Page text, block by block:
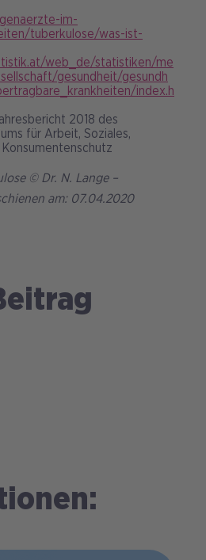
im-
tuberkulose/was-ist-
web_de/statistiken/me
gesundheit/gesundh
index.h
2018 des
für Arbeit, Soziales,
© Dr. N. Lange –
am: 07.04.2020